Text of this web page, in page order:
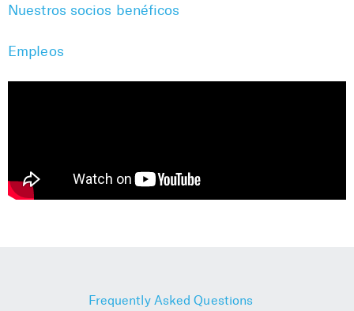
Nuestros socios benéficos
Empleos
Frequently Asked Questions